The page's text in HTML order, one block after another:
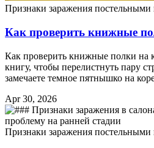
Признаки заражения постельными
Как проверить книжные
Как проверить книжные полки на
книгу, чтобы перелистнуть пару
замечаете темное пятнышко на
Apr 30, 2026
Признаки заражения постельными